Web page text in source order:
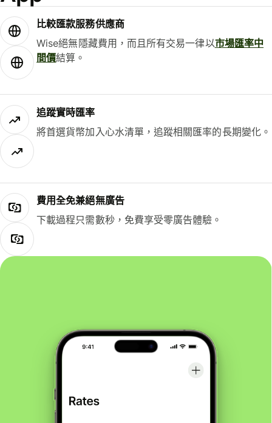
比較匯款服務供應商
Wise絕無隱藏費用，而且所有交易一律以市場匯率中
間價結算。
追蹤實時匯率
將首選貨幣加入心水清單，追蹤相關匯率的長期變化。
費用全免兼絕無廣告
下載過程只需數秒，免費享受零廣告體驗。